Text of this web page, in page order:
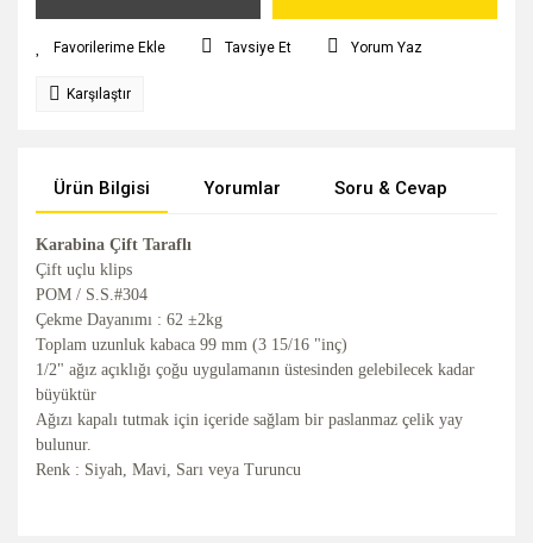
Tavsiye Et Yorum Yaz
Karşılaştır
Ürün Bilgisi Yorumlar Soru & Cevap
Karabina Çift Taraflı
Çift uçlu klips
POM / S.S.#304
Çekme Dayanımı : 62 ±2kg
Toplam uzunluk kabaca 99 mm (3 15/16 "inç)
1/2" ağız açıklığı çoğu uygulamanın üstesinden gelebilecek kadar
büyüktür
Ağızı kapalı tutmak için içeride sağlam bir paslanmaz çelik yay
bulunur.
Renk : Siyah, Mavi, Sarı veya Turuncu